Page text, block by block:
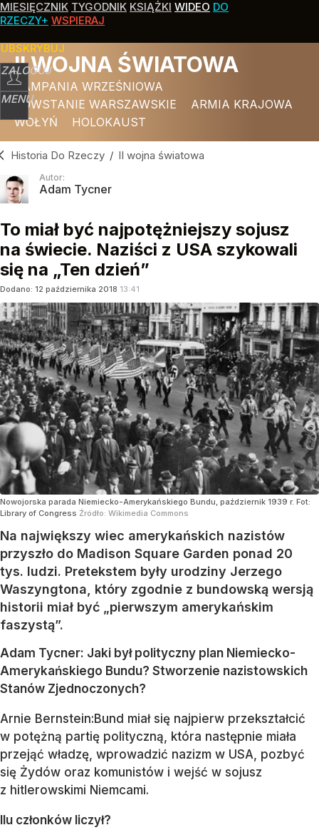
MIESIĘCZNIK TYGODNIK KSIĄŻKI WIDEO DO
RZECZY+ WSPIERAJ
ZALOGUJ
MENU
II WOJNA ŚWIATOWA
KAMPANIA WRZEŚNIOWA
POWSTANIE WARSZAWSKIE
ARMIA KRAJOWA
WOŁYŃ
HOLOKAUST
Historia Do Rzeczy / II wojna światowa
Autor:
Adam Tycner
To miał być najpotężniejszy sojusz
na świecie. Naziści z USA szykowali
się na „Ten dzień”
Dodano: 12 października 2018 13:41
Nowojorska parada Niemiecko-Amerykańskiego Bundu, październik 1939 r. Fot:
Library of Congress Źródło: Wikimedia Commons
Na największy wiec amerykańskich nazistów
przyszło do Madison Square Garden ponad 20
tys. ludzi. Pretekstem były urodziny Jerzego
Waszyngtona, który zgodnie z bundowską wersją
historii miał być „pierwszym amerykańskim
faszystą”.
Adam Tycner: Jaki był polityczny plan Niemiecko-
Amerykańskiego Bundu? Stworzenie nazistowskich
Stanów Zjednoczonych?
Arnie Bernstein:Bund miał się najpierw przekształcić
w potężną partię polityczną, która następnie miała
przejąć władzę, wprowadzić nazizm w USA, pozbyć
się Żydów oraz komunistów i wejść w sojusz
z hitlerowskimi Niemcami.
Ilu członków liczył?